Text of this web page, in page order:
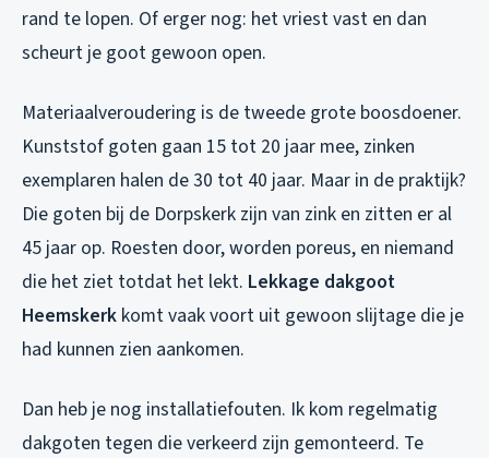
rand te lopen. Of erger nog: het vriest vast en dan
scheurt je goot gewoon open.
Materiaalveroudering is de tweede grote boosdoener.
Kunststof goten gaan 15 tot 20 jaar mee, zinken
exemplaren halen de 30 tot 40 jaar. Maar in de praktijk?
Die goten bij de Dorpskerk zijn van zink en zitten er al
45 jaar op. Roesten door, worden poreus, en niemand
die het ziet totdat het lekt. Lekkage dakgoot
Heemskerk komt vaak voort uit gewoon slijtage die je
had kunnen zien aankomen.
Dan heb je nog installatiefouten. Ik kom regelmatig
dakgoten tegen die verkeerd zijn gemonteerd. Te